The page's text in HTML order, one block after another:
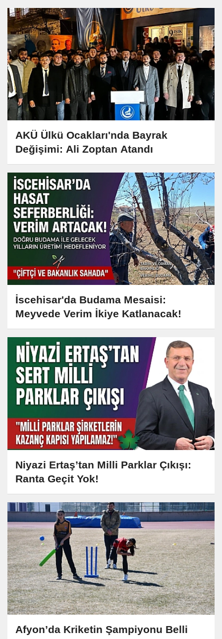
AKÜ Ülkü Ocakları'nda Bayrak
Değişimi: Ali Zoptan Atandı
İscehisar'da Budama Mesaisi:
Meyvede Verim İkiye Katlanacak!
Niyazi Ertaş’tan Milli Parklar Çıkışı:
Ranta Geçit Yok!
Afyon’da Kriketin Şampiyonu Belli